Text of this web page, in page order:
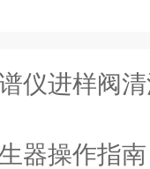
仪进样阀
器操作指南